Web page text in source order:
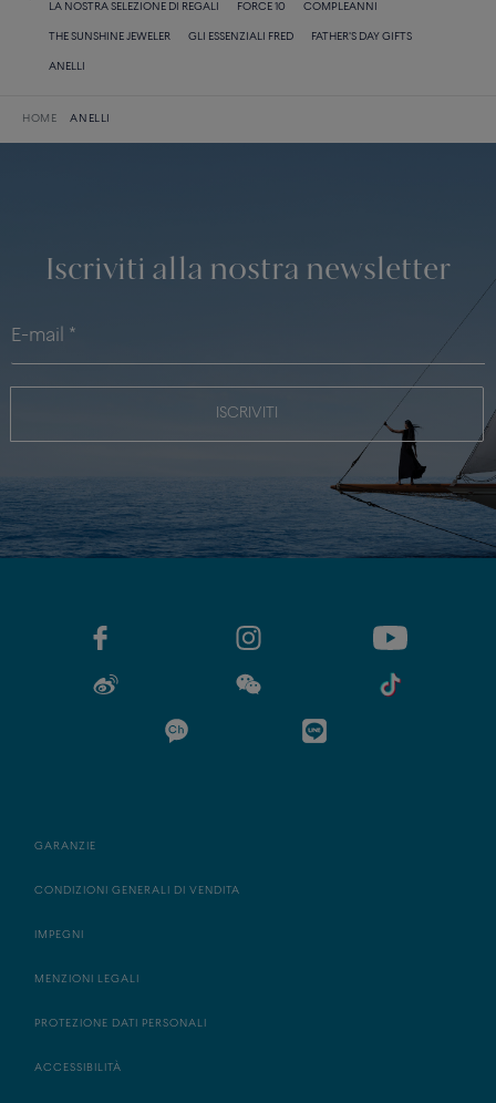
LA NOSTRA SELEZIONE DI REGALI FORCE 10 COMPLEANNI
THE SUNSHINE JEWELER GLI ESSENZIALI FRED FATHER'S DAY GIFTS
ANELLI
HOME ANELLI
Iscriviti alla nostra newsletter
ISCRIVITI
GARANZIE
CONDIZIONI GENERALI DI VENDITA
IMPEGNI
MENZIONI LEGALI
PROTEZIONE DATI PERSONALI
ACCESSIBILITÀ